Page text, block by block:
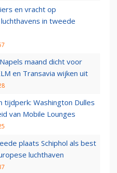
en vracht op
in tweede
maand dicht voor
en Transavia wijken uit
tijdperk: Washington Dulles
van Mobile Lounges
plaats Schiphol als best
luchthaven